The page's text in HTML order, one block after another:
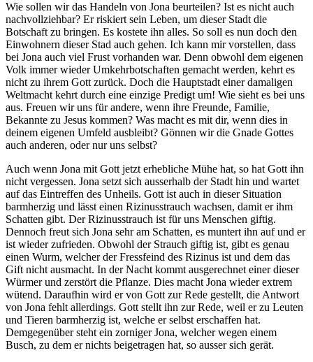
Wie sollen wir das Handeln von Jona beurteilen? Ist es nicht auch
nachvollziehbar? Er riskiert sein Leben, um dieser Stadt die
Botschaft zu bringen. Es kostete ihn alles. So soll es nun doch den
Einwohnern dieser Stad auch gehen. Ich kann mir vorstellen, dass
bei Jona auch viel Frust vorhanden war. Denn obwohl dem eigenen
Volk immer wieder Umkehrbotschaften gemacht werden, kehrt es
nicht zu ihrem Gott zurück. Doch die Hauptstadt einer damaligen
Weltmacht kehrt durch eine einzige Predigt um! Wie sieht es bei uns
aus. Freuen wir uns für andere, wenn ihre Freunde, Familie,
Bekannte zu Jesus kommen? Was macht es mit dir, wenn dies in
deinem eigenen Umfeld ausbleibt? Gönnen wir die Gnade Gottes
auch anderen, oder nur uns selbst?
Auch wenn Jona mit Gott jetzt erhebliche Mühe hat, so hat Gott ihn
nicht vergessen. Jona setzt sich ausserhalb der Stadt hin und wartet
auf das Eintreffen des Unheils. Gott ist auch in dieser Situation
barmherzig und lässt einen Rizinusstrauch wachsen, damit er ihm
Schatten gibt. Der Rizinusstrauch ist für uns Menschen giftig.
Dennoch freut sich Jona sehr am Schatten, es muntert ihn auf und er
ist wieder zufrieden. Obwohl der Strauch giftig ist, gibt es genau
einen Wurm, welcher der Fressfeind des Rizinus ist und dem das
Gift nicht ausmacht. In der Nacht kommt ausgerechnet einer dieser
Würmer und zerstört die Pflanze. Dies macht Jona wieder extrem
wütend. Daraufhin wird er von Gott zur Rede gestellt, die Antwort
von Jona fehlt allerdings. Gott stellt ihn zur Rede, weil er zu Leuten
und Tieren barmherzig ist, welche er selbst erschaffen hat.
Demgegenüber steht ein zorniger Jona, welcher wegen einem
Busch, zu dem er nichts beigetragen hat, so ausser sich gerät.